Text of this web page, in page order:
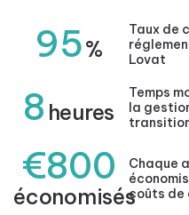
95%
Taux de
Lovat
8 heures
Temps
la
€800
économisés
Chaque
coûts de